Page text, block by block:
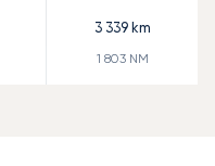
3 339km
1 803NM